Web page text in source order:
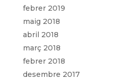
febrer 2019
maig 2018
abril 2018
març 2018
febrer 2018
desembre 2017